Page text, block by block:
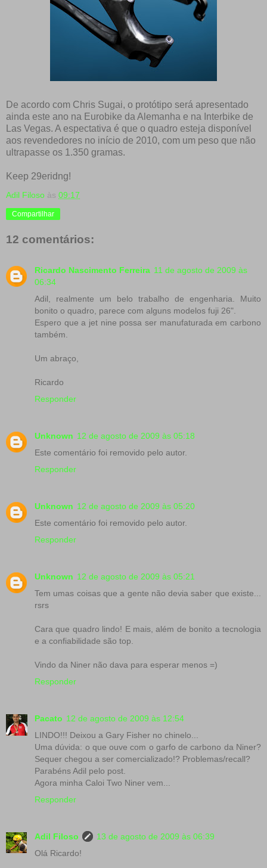
De acordo com Chris Sugai, o protótipo será apresentado
ainda este ano na Eurobike da Alemanha e na Interbike de
Las Vegas. A espectativa é que o quadro esteja disponível
aos revendedores no início de 2010, com um peso que não
ultrapasse os 1.350 gramas.
Keep 29eridng!
Adil Filoso às 09:17
Compartilhar
12 comentários:
Ricardo Nascimento Ferreira 11 de agosto de 2009 às
06:34
Adil, realmente um belo trabalho de engenharia. Muito
bonito o quadro, parece com alguns modelos fuji 26".
Espero que a jet nine possa ser manufaturada em carbono
também.
Um abraço,
Ricardo
Responder
Unknown 12 de agosto de 2009 às 05:18
Este comentário foi removido pelo autor.
Responder
Unknown 12 de agosto de 2009 às 05:20
Este comentário foi removido pelo autor.
Responder
Unknown 12 de agosto de 2009 às 05:21
Tem umas coisas que a gente não devia saber que existe...
rsrs
Cara que quadro lindo! E mais, além de bonito a tecnologia
e a confiabilidade são top.
Vindo da Niner não dava para esperar menos =)
Responder
Pacato 12 de agosto de 2009 às 12:54
LINDO!!! Deixou a Gary Fisher no chinelo...
Uma dúvida: o que ouve com o garfo de carbono da Niner?
Sequer chegou a ser comercializado!? Problemas/recall?
Parabéns Adil pelo post.
Agora minha Caloi Two Niner vem...
Responder
Adil Filoso
13 de agosto de 2009 às 06:39
Olá Ricardo!